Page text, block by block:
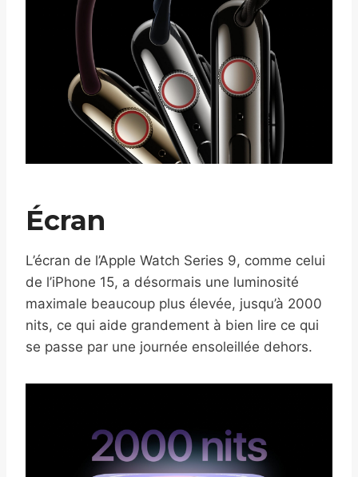
Écran
L’écran de l’Apple Watch Series 9, comme celui
de l’iPhone 15, a désormais une luminosité
maximale beaucoup plus élevée, jusqu’à 2000
nits, ce qui aide grandement à bien lire ce qui
se passe par une journée ensoleillée dehors.